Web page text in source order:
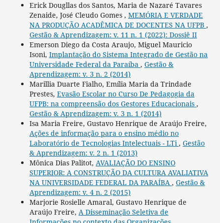
Erick Dougllas dos Santos, Maria de Nazaré Tavares
Zenaide, José Cleudo Gomes , MEMÓRIA E VERDADE
NA PRODUÇÃO ACADÊMICA DE DOCENTES NA UFPB ,
Gestão & Aprendizagem: v. 11 n. 1 (2022): Dossiê II
Emerson Diego da Costa Araujo, Miguel Mauricio
Isoni, Implantação do Sistema Integrado de Gestão na
Universidade Federal da Paraíba , Gestão &
Aprendizagem: v. 3 n. 2 (2014)
Marillia Duarte Fialho, Emília Maria da Trindade
Prestes, Evasão Escolar no Curso De Pedagogia da
UFPB: na compreensão dos Gestores Educacionais ,
Gestão & Aprendizagem: v. 3 n. 1 (2014)
Isa Maria Freire, Gustavo Henrique de Araújo Freire,
Ações de informação para o ensino médio no
Laboratório de Tecnologias Intelectuais - LTi, Gestão
& Aprendizagem: v. 2 n. 1 (2013)
Mônica Dias Palitot, AVALIAÇÃO DO ENSINO
SUPERIOR: A CONSTRUÇÃO DA CULTURA AVALIATIVA
NA UNIVERSIDADE FEDERAL DA PARAÍBA , Gestão &
Aprendizagem: v. 4 n. 2 (2015)
Marjorie Rosielle Amaral, Gustavo Henrique de
Araújo Freire, A Disseminação Seletiva de